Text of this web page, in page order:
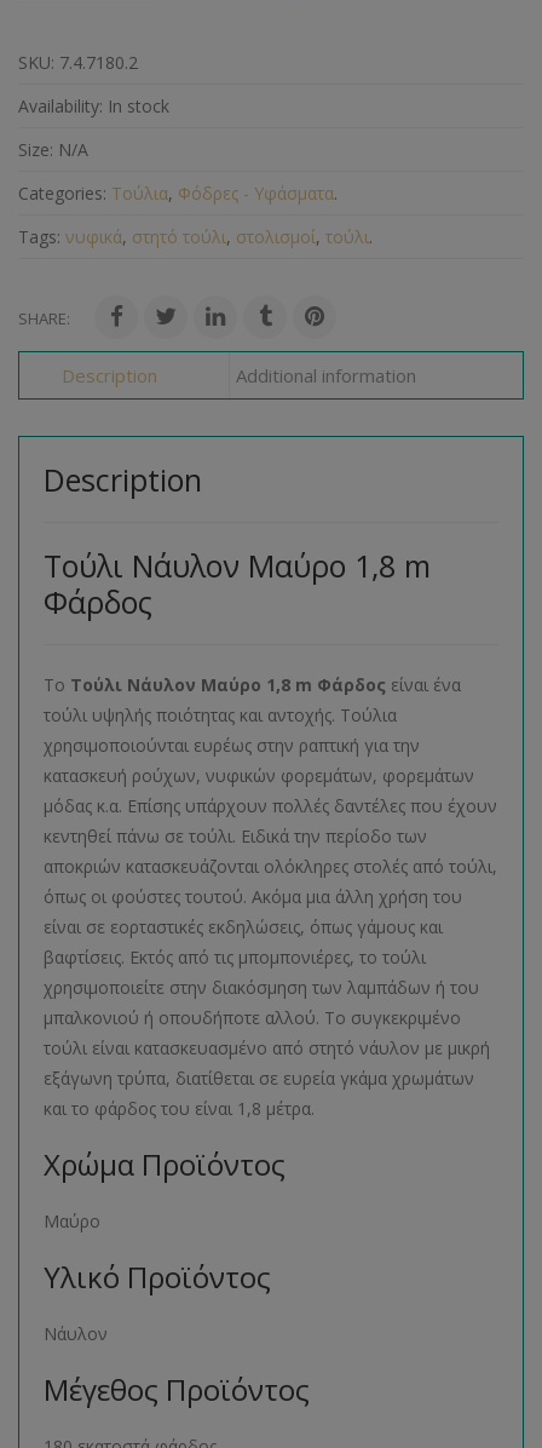
SKU: 7.4.7180.2
Availability: In stock
Size: N/A
Categories: Τούλια, Φόδρες - Υφάσματα.
Tags: νυφικά, στητό τούλι, στολισμοί, τούλι.
SHARE:
Description Additional information
Description
Τούλι Νάυλον Μαύρο 1,8 m
Φάρδος
Το Τούλι Νάυλον Μαύρο 1,8 m Φάρδος είναι ένα
τούλι υψηλής ποιότητας και αντοχής. Τούλια
χρησιμοποιούνται ευρέως στην ραπτική για την
κατασκευή ρούχων, νυφικών φορεμάτων, φορεμάτων
μόδας κ.α. Επίσης υπάρχουν πολλές δαντέλες που έχουν
κεντηθεί πάνω σε τούλι. Ειδικά την περίοδο των
αποκριών κατασκευάζονται ολόκληρες στολές από τούλι,
όπως οι φούστες τουτού. Ακόμα μια άλλη χρήση του
είναι σε εορταστικές εκδηλώσεις, όπως γάμους και
βαφτίσεις. Εκτός από τις μπομπονιέρες, το τούλι
χρησιμοποιείτε στην διακόσμηση των λαμπάδων ή του
μπαλκονιού ή οπουδήποτε αλλού. Το συγκεκριμένο
τούλι είναι κατασκευασμένο από στητό νάυλον με μικρή
εξάγωνη τρύπα, διατίθεται σε ευρεία γκάμα χρωμάτων
και το φάρδος του είναι 1,8 μέτρα.
Χρώμα Προϊόντος
Μαύρο
Υλικό Προϊόντος
Νάυλον
Μέγεθος Προϊόντος